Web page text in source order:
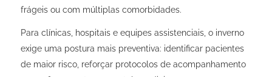
frágeis ou com múltiplas comorbidades.
Para clínicas, hospitais e equipes assistenciais, o inverno
exige uma postura mais preventiva: identificar pacientes
de maior risco, reforçar protocolos de acompanhamento